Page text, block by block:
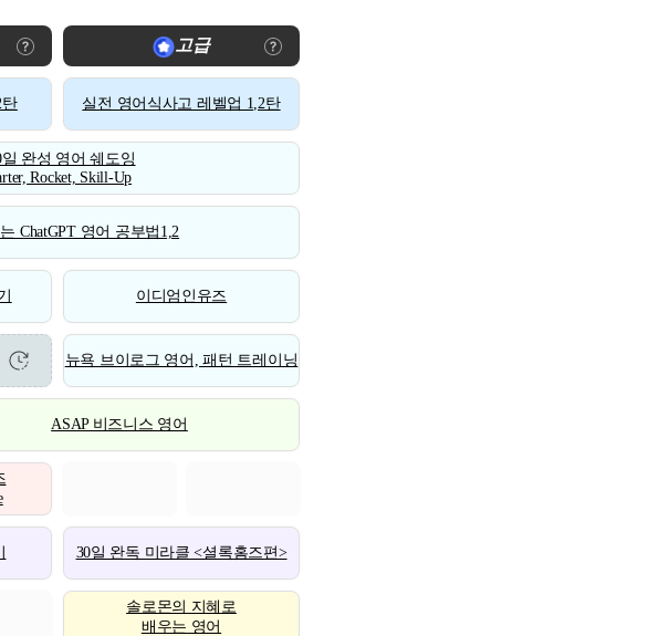
고급
탄 실전 영어식사고 레벨업 1,2탄
일 완성 영어 쉐도잉
Rocket, Skill-Up
ChatGPT 영어 공부법1,2
이디엄인유즈
뉴욕 브이로그 영어, 패턴 트레이닝
ASAP 비즈니스 영어
30일 완독 미라클 <셜록홈즈편>
솔로몬의 지혜로
배우는 영어